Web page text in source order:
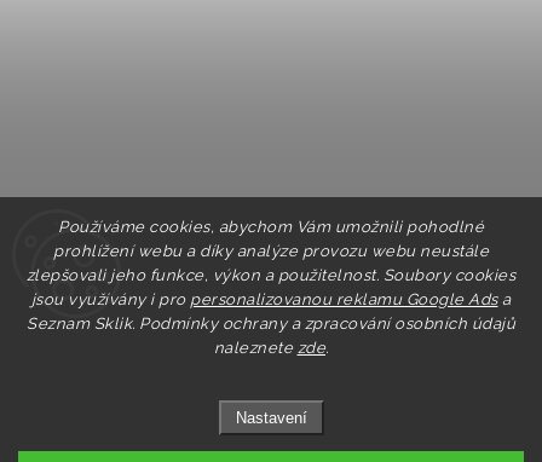
Používáme cookies, abychom Vám umožnili pohodlné
prohlížení webu a díky analýze provozu webu neustále
zlepšovali jeho funkce, výkon a použitelnost. Soubory cookies
jsou využívány i pro personalizovanou reklamu Google Adsa
Seznam Sklik. Podmínky ochrany a zpracování osobních údajů
naleznete zde.
Nastavení